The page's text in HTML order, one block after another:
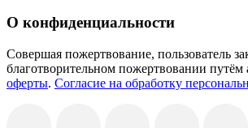
О конфиденциальности
Совершая пожертвование, пользователь
благотворительном пожертвовании путём
оферты. Согласие на обработку